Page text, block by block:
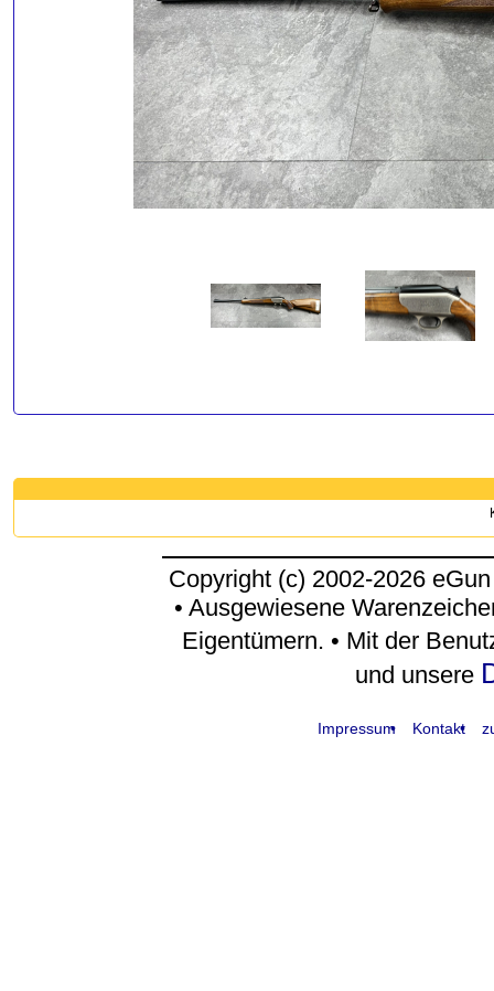
Copyright (c) 2002-2026
• Ausgewiesene
Eigentümern. • Mit der
und unsere
Impressum Kontakt